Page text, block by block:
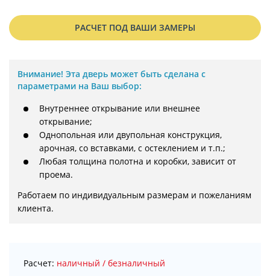
РАСЧЕТ ПОД ВАШИ ЗАМЕРЫ
Внимание! Эта дверь может быть сделана с
параметрами на Ваш выбор:
Внутреннее открывание или внешнее
открывание;
Однопольная или двупольная конструкция,
арочная, со вставками, с остеклением и т.п.;
Любая толщина полотна и коробки, зависит от
проема.
Работаем по индивидуальным размерам и пожеланиям
клиента.
Расчет: наличный / безналичный